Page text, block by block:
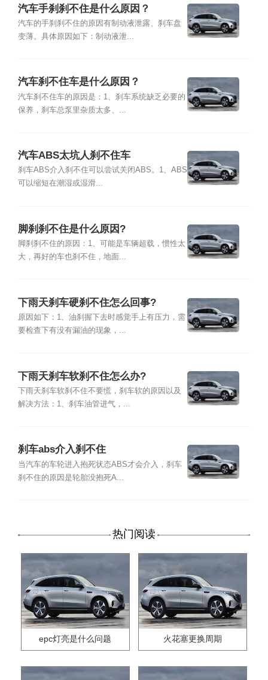
汽车手刹刹不住是什么原因？
汽车的手刹刹不住的原因有制动液泄露、刹车盘
变薄。具体原因如下：制动液泄...
汽车刹不住车是什么原因？
汽车刹不住车的原因是：1、刹车系统缺乏必要的
保养，刹车总泵里杂质太多、...
汽车ABS太坑人刹不住车
刹车ABS介入刹不住可以尝试关闭ABS。1、ABS
可以缩短在潮湿或湿滑...
脚刹刹不住是什么原因?
脚刹刹不住的原因：1、可能是车辆超载，惯性太
大，再好的车也刹不住，地面...
下雨天刹车硬刹不住怎么回事?
原因如下：1、油刹握下去时感觉手上有压力，需
要检查下有没有漏油的现象，...
下雨天刹车软刹不住怎么办?
下雨天刹车软刹不住不要慌，刹车软的原因以及
解决方法：1、刹车油管进气，...
刹车abs介入刹不住
当汽车的车轮进入抱死状态ABS才会介入，刹车
刹不住的原因是轮胎没抱死A...
热门阅读
epc灯亮是什么问题 火花塞更换周期